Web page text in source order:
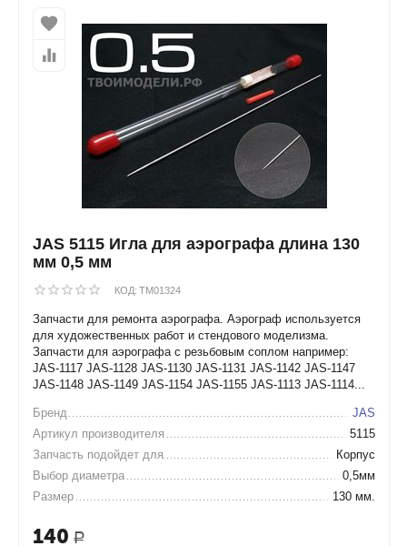
JAS 5115 Игла для аэрографа длина 130
мм 0,5 мм
КОД: TM01324
Запчасти для ремонта аэрографа. Аэрограф используется
для художественных работ и стендового моделизма.
Запчасти для аэрографа с резьбовым соплом например:
JAS-1117 JAS-1128 JAS-1130 JAS-1131 JAS-1142 JAS-1147
JAS-1148 JAS-1149 JAS-1154 JAS-1155 JAS-1113 JAS-1114...
Бренд
JAS
Артикул производителя
5115
Запчасть подойдет для
Корпус
Выбор диаметра
0,5мм
Размер
130 мм.
140 Р